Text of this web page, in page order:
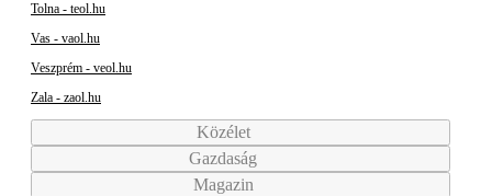
Tolna - teol.hu
Vas - vaol.hu
Veszprém - veol.hu
Zala - zaol.hu
Közélet
Gazdaság
Magazin